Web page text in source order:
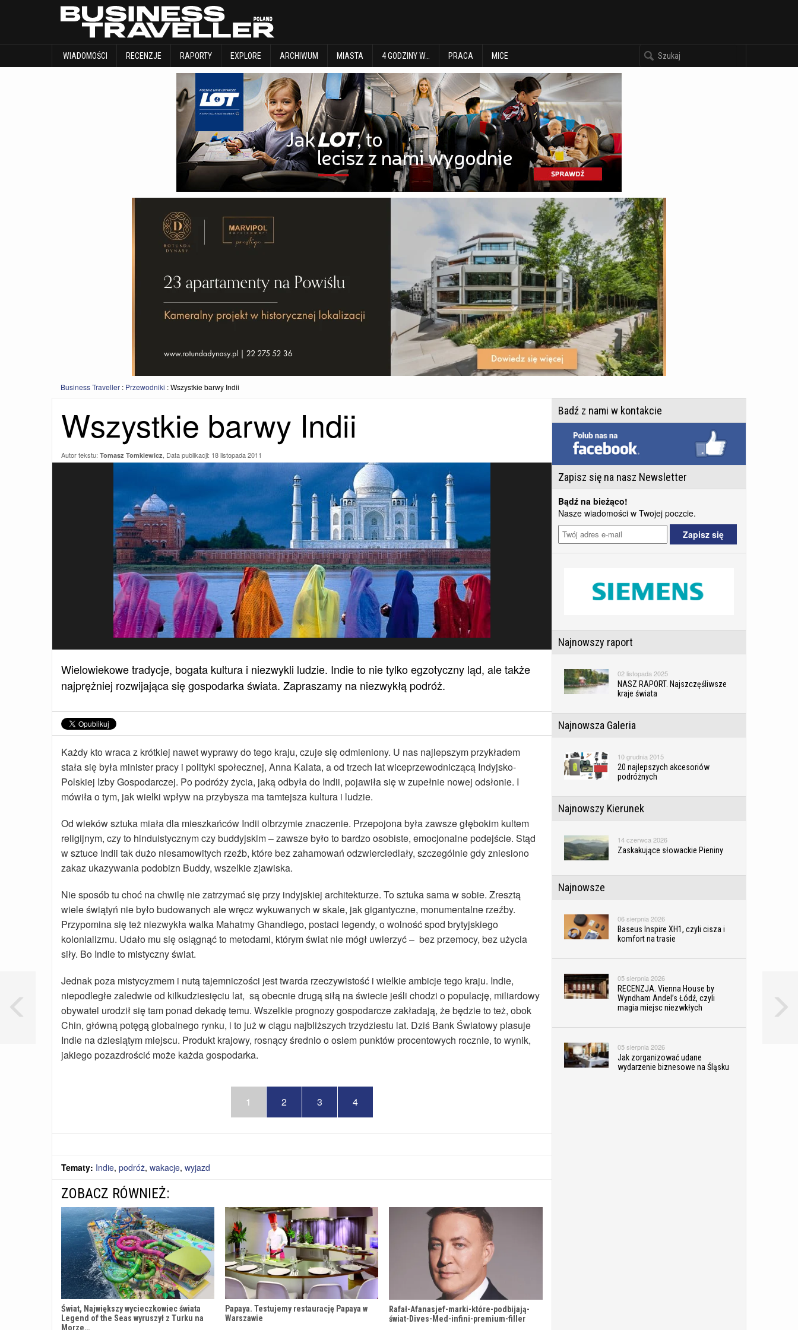
WIADOMOŚCI RECENZJE RAPORTY EXPLORE ARCHIWUM MIASTA 4 GODZINY W… PRACA MICE
WIADOMOŚCI RECENZJE
Business Traveller : Przewodniki :Wszystkie barwy Indii
Wszystkie barwy Indii
Autor tekstu: Tomasz Tomkiewicz, Data publikacji: 18 listopada 2011
Wielowiekowe tradycje, bogata kultura i niezwykli ludzie. Indie to nie tylko egzotyczny ląd, ale także
najprężniej rozwijająca się gospodarka świata. Zapraszamy na niezwykłą podróż.
Każdy kto wraca z krótkiej nawet wyprawy do tego kraju, czuje się odmieniony. U nas najlepszym przykładem
stała się była minister pracy i polityki społecznej, Anna Kalata, a od trzech lat wiceprzewodniczącą Indyjsko-
Polskiej Izby Gospodarczej. Po podróży życia, jaką odbyła do Indii, pojawiła się w zupełnie nowej odsłonie. I
mówiła o tym, jak wielki wpływ na przybysza ma tamtejsza kultura i ludzie.
Od wieków sztuka miała dla mieszkańców Indii olbrzymie znaczenie. Przepojona była zawsze głębokim kultem
religijnym, czy to hinduistycznym czy buddyjskim – zawsze było to bardzo osobiste, emocjonalne podejście. Stąd
w sztuce Indii tak dużo niesamowitych rzeźb, które bez zahamowań odzwierciedlały, szczególnie gdy zniesiono
zakaz ukazywania podobizn Buddy, wszelkie zjawiska.
Nie sposób tu choć na chwilę nie zatrzymać się przy indyjskiej architekturze. To sztuka sama w sobie. Zresztą
wiele świątyń nie było budowanych ale wręcz wykuwanych w skale, jak gigantyczne, monumentalne rzeźby.
Przypomina się też niezwykła walka Mahatmy Ghandiego, postaci legendy, o wolność spod brytyjskiego
kolonializmu. Udało mu się osiągnąć to metodami, którym świat nie mógł uwierzyć – bez przemocy, bez użycia
siły. Bo Indie to mistyczny świat.
Jednak poza mistycyzmem i nutą tajemniczości jest twarda rzeczywistość i wielkie ambicje tego kraju. Indie,
niepodległe zaledwie od kilkudziesięciu lat, są obecnie drugą siłą na świecie jeśli chodzi o populację, miliardowy
obywatel urodził się tam ponad dekadę temu. Wszelkie prognozy gospodarcze zakładają, że będzie to też, obok
Chin, główną potęgą globalnego rynku, i to już w ciągu najbliższych trzydziestu lat. Dziś Bank Światowy plasuje
Indie na dziesiątym miejscu. Produkt krajowy, rosnący średnio o osiem punktów procentowych rocznie, to wynik,
jakiego pozazdrościć może każda gospodarka.
1 2 3 4
Tematy: Indie, podróż, wakacje, wyjazd
ZOBACZ RÓWNIEŻ:
Świat, Największy wycieczkowiec świata
Legend of the Seas wyruszył z Turku na
Morze…
Papaya. Testujemy restaurację Papaya w
Warszawie
Rafał-Afanasjef-marki-które-podbijają-
świat-Dives-Med-infini-premium-filler
Badź z nami w kontakcie
Zapisz się na nasz Newsletter
Bądź na bieżąco!
Nasze wiadomości w Twojej poczcie.
Najnowszy raport
02 listopada 2025
NASZ RAPORT. Najszczęśliwsze
kraje świata
Najnowsza Galeria
10 grudnia 2015
20 najlepszych akcesoriów
podróżnych
Najnowszy Kierunek
14 czerwca 2026
Zaskakujące słowackie Pieniny
Najnowsze
06 sierpnia 2026
Baseus Inspire XH1, czyli cisza i
komfort na trasie
05 sierpnia 2026
RECENZJA. Vienna House by
Wyndham Andel’s Łódź, czyli
magia miejsc niezwkłych
05 sierpnia 2026
Jak zorganizować udane
wydarzenie biznesowe na Śląsku